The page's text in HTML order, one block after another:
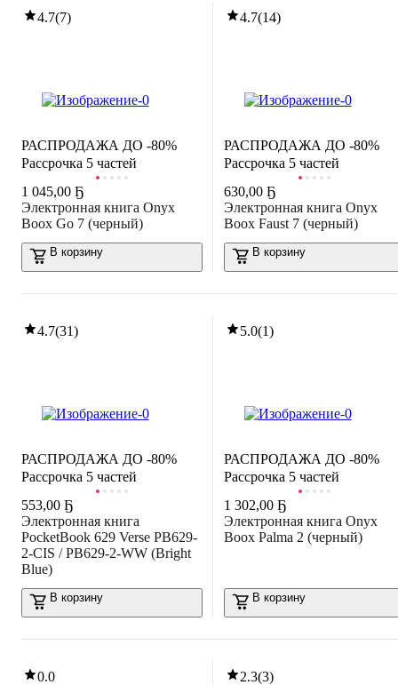
4.7(7)
Рассрочка 5 частей
РАСПРОДАЖА ДО -80%
1 045,00 Ҕ
Электронная книга Onyx
Boox Go 7 (черный)
В корзину
4.7(14)
Рассрочка 5 частей
РАСПРОДАЖА ДО -80%
630,00 Ҕ
Электронная книга Onyx
Boox Faust 7 (черный)
В корзину
4.7(31)
Рассрочка 5 частей
РАСПРОДАЖА ДО -80%
553,00 Ҕ
Электронная книга
PocketBook 629 Verse PB629-
2-CIS / PB629-2-WW (Bright
Blue)
В корзину
5.0(1)
Рассрочка 5 частей
РАСПРОДАЖА ДО -80%
1 302,00 Ҕ
Электронная книга Onyx
Boox Palma 2 (черный)
В корзину
0.0 2.3(3)